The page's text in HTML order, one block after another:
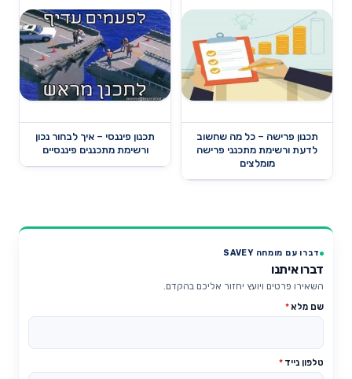
תכנון פרישה – כל מה שחשוב
לדעת ורשימת מתכנני פרישה
מומלצים
תכנון פיננסי – איך לבחור נכון
ורשימת מתכננים פיננסיים
דברו עם מומחה SAVEY
דברו איתנו
השאירו פרטים ויועץ יחזור אליכם בהקדם.
שם מלא*
טלפון נייד *